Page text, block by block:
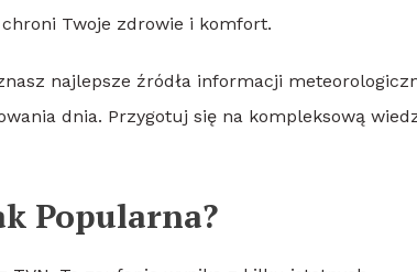
Twoje zdrowie i komfort.
najlepsze źródła informacji
dnia. Przygotuj się na kompleksową
Popularna?